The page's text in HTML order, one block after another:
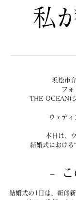
私
浜松市
フォ
THE OCEAN(
ウェデ
本日は、
結婚式における
－
結婚式の1日は、新郎